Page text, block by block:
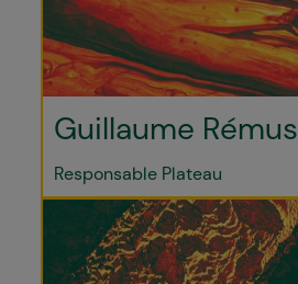
Guillaume Rémus
Responsable Plateau